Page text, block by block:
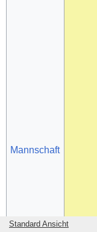
Mannschaft
Standard Ansicht